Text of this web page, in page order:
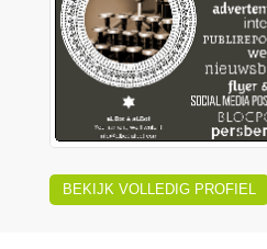
BEKIJK VOLLEDIG PROFIEL